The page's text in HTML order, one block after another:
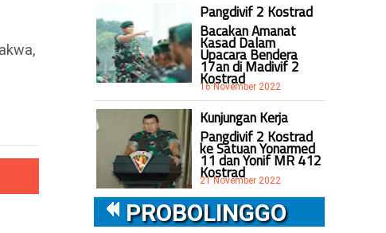
Pangdivif 2 Kostrad
Bacakan Amanat
Kasad Dalam
Upacara Bendera
17an di Madivif 2
Kostrad
16 November 2022
Kunjungan Kerja
Pangdivif 2 Kostrad
ke Satuan Yonarmed
11 dan Yonif MR 412
Kostrad
21 November 2022
PROBOLINGGO